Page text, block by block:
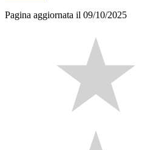
Pagina aggiornata il 09/10/2025